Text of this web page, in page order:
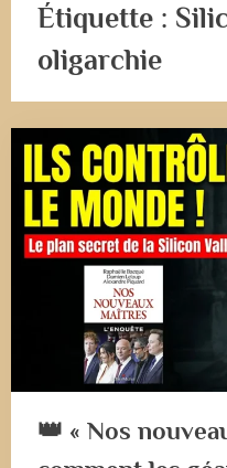
Étiquette :
oligarchie
👑 « Nos